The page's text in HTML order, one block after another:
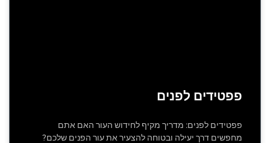
פפטידים לפנים
פפטידים לפנים: מדריך מקיף לחידוש העור האם אתם
מחפשים דרך יעילה ובטוחה להצעיר את עור הפנים שלכם?